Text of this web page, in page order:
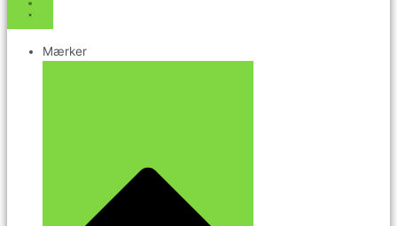
Mærker